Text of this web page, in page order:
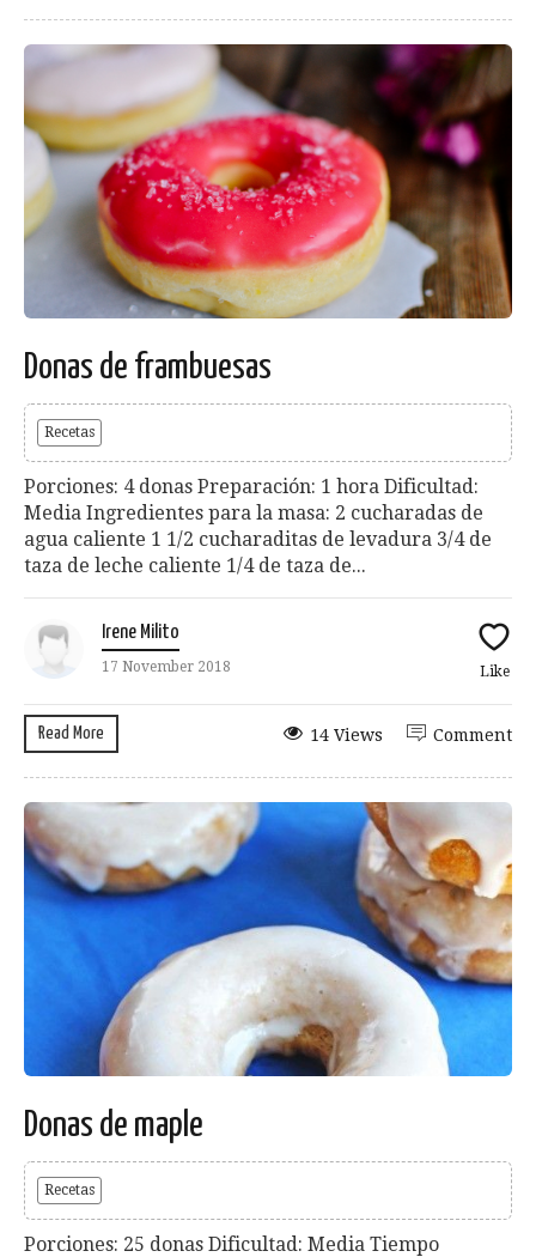
Donas de frambuesas
Recetas
Porciones: 4 donas Preparación: 1 hora Dificultad:
Media Ingredientes para la masa: 2 cucharadas de
agua caliente 1 1/2 cucharaditas de levadura 3/4 de
taza de leche caliente 1/4 de taza de...
Irene Milito
17 November 2018 Like
Read More Comment
14 Views
Donas de maple
Recetas
Porciones: 25 donas Dificultad: Media Tiempo